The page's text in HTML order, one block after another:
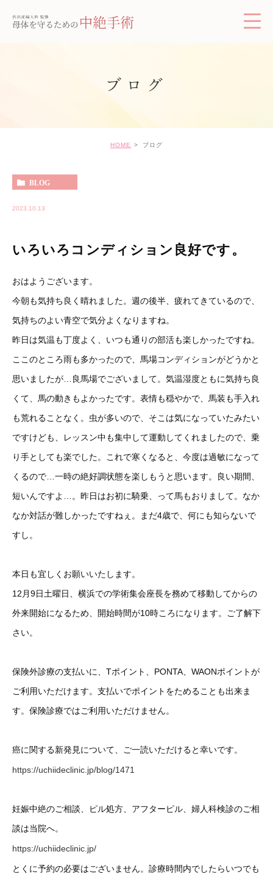
ブログ
HOME ブログ
BLOG
2023.10.13
いろいろコンディション良好です。
おはようございます。
今朝も気持ち良く晴れました。週の後半、疲れてきているので、
気持ちのよい青空で気分よくなりますね。
昨日は気温も丁度よく、いつも通りの部活も楽しかったですね。
ここのところ雨も多かったので、馬場コンディションがどうかと
思いましたが…良馬場でございまして。気温湿度ともに気持ち良
くて、馬の動きもよかったです。表情も穏やかで、馬装も手入れ
も荒れることなく。虫が多いので、そこは気になっていたみたい
ですけども、レッスン中も集中して運動してくれましたので、乗
り手としても楽でした。これで寒くなると、今度は過敏になって
くるので…一時の絶好調状態を楽しもうと思います。良い期間、
短いんですよ…。昨日はお初に騎乗、って馬もおりまして。なか
なか対話が難しかったですねぇ。まだ4歳で、何にも知らないで
すし。
本日も宜しくお願いいたします。
12月9日土曜日、横浜での学術集会座長を務めて移動してからの
外来開始になるため、開始時間が10時ころになります。ご了解下
さい。
保険外診療の支払いに、Tポイント、PONTA、WAONポイントが
ご利用いただけます。支払いでポイントをためることも出来ま
す。保険診療ではご利用いただけません。
癌に関する新発見について、ご一読いただけると幸いです。
https://uchiideclinic.jp/blog/1471
妊娠中絶のご相談、ピル処方、アフターピル、婦人科検診のご相
談は当院へ。
https://uchiideclinic.jp/
とくに予約の必要はございません。診療時間内でしたらいつでも